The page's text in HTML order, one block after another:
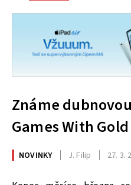
Známe
Games With Gold
NOVINKY J. Filip 27. 3.